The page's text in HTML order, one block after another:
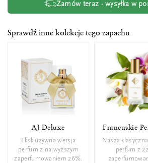
Zamów teraz - wysyłka w
Sprawdź inne kolekcje tego zapachu
AJ Deluxe
Ekskluzywna wersja
perfum z najwyższym
zaperfumowaniem 26%.
Francuskie
Nasza
perfum z